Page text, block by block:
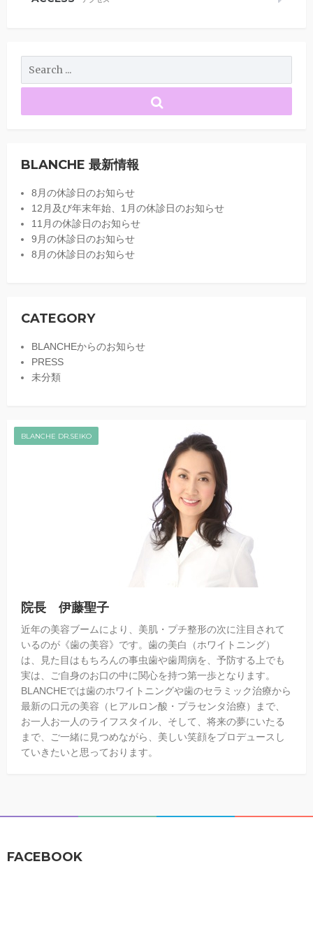
BLANCHE 最新情報
8月の休診日のお知らせ
12月及び年末年始、1月の休診日のお知らせ
11月の休診日のお知らせ
9月の休診日のお知らせ
8月の休診日のお知らせ
CATEGORY
BLANCHEからのお知らせ
PRESS
未分類
BLANCHE DR.SEIKO
院長 伊藤聖子
近年の美容ブームにより、美肌・プチ整形の次に注目されて
いるのが《歯の美容》です。歯の美白（ホワイトニング）
は、見た目はもちろんの事虫歯や歯周病を、予防する上でも
実は、ご自身のお口の中に関心を持つ第一歩となります。
BLANCHEでは歯のホワイトニングや歯のセラミック治療から
最新の口元の美容（ヒアルロン酸・プラセンタ治療）まで、
お一人お一人のライフスタイル、そして、将来の夢にいたる
まで、ご一緒に見つめながら、美しい笑顔をプロデュースし
ていきたいと思っております。
FACEBOOK